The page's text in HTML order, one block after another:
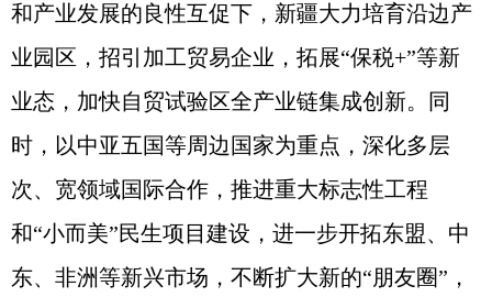
和产业发展的良性互促下，新疆大力培育沿边产
业园区，招引加工贸易企业，拓展“保税+”等新
业态，加快自贸试验区全产业链集成创新。同
时，以中亚五国等周边国家为重点，深化多层
次、宽领域国际合作，推进重大标志性工程
和“小而美”民生项目建设，进一步开拓东盟、中
东、非洲等新兴市场，不断扩大新的“朋友圈”，